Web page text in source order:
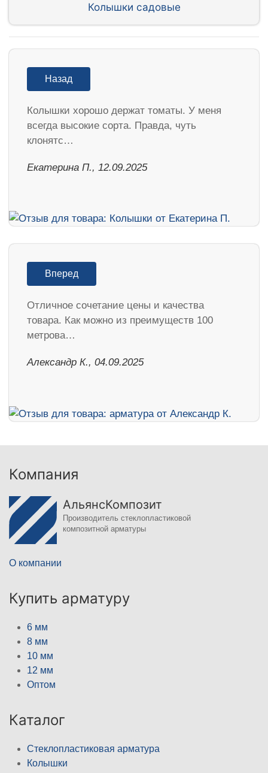
Колышки садовые
Назад
Колышки хорошо держат томаты. У меня
всегда высокие сорта. Правда, чуть
клонятс…
Екатерина П., 12.09.2025
Вперед
Отличное сочетание цены и качества
товара. Как можно из преимуществ 100
метрова…
Александр К., 04.09.2025
Компания
АльянсКомпозит
Производитель стеклопластиковой
композитной арматуры
О компании
Купить арматуру
6 мм
8 мм
10 мм
12 мм
Оптом
Каталог
Стеклопластиковая арматура
Колышки